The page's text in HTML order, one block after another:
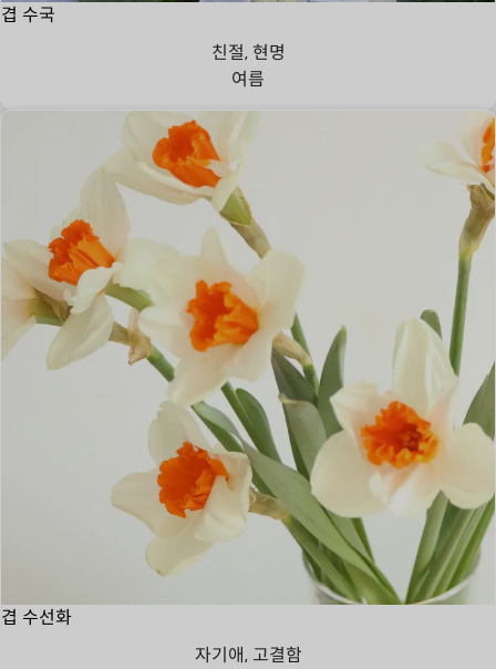
겹 수국
친절, 현명
여름
겹 수선화
자기애, 고결함